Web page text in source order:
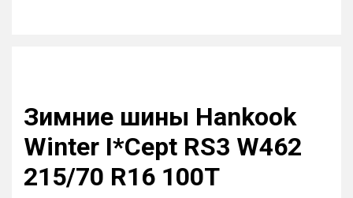
Зимние шины Hankook
Winter I*Cept RS3 W462
215/70 R16 100T